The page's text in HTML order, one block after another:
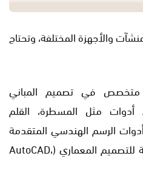
والأجهزة المختلفة، وتحتاج
متخصص في تصميم المباني
أدوات مثل المسطرة، القلم
الرسم الهندسي المتقدمة
مثل البرمجيات المخصصة للتصميم المعماري (AutoCAD،